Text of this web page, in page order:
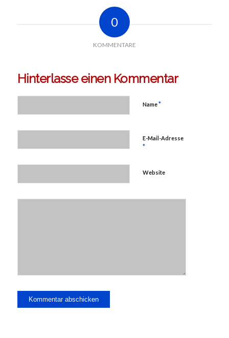
0
KOMMENTARE
Hinterlasse einen Kommentar
Name*
E-Mail-Adresse
*
Website